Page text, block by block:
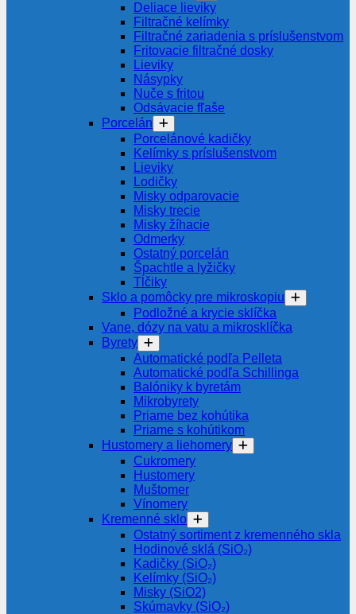
Deliace lieviky
Filtračné kelímky
Filtračné zariadenia s príslušenstvom
Fritovacie filtračné dosky
Lieviky
Násypky
Nuče s fritou
Odsávacie fľaše
Porcelán
Porcelánové kadičky
Kelímky s príslušenstvom
Lieviky
Lodičky
Misky odparovacie
Misky trecie
Misky žíhacie
Odmerky
Ostatný porcelán
Špachtle a lyžičky
Tĺčiky
Sklo a pomôcky pre mikroskopiu
Podložné a krycie sklíčka
Vane, dózy na vatu a mikrosklíčka
Byrety
Automatické podľa Pelleta
Automatické podľa Schillinga
Balóniky k byretám
Mikrobyrety
Priame bez kohútika
Priame s kohútikom
Hustomery a liehomery
Cukromery
Hustomery
Muštomer
Vínomery
Kremenné sklo
Ostatný sortiment z kremenného skla
Hodinové sklá (SiO₂)
Kadičky (SiO₂)
Kelímky (SiO₂)
Misky (SiO2)
Skúmavky (SiO₂)